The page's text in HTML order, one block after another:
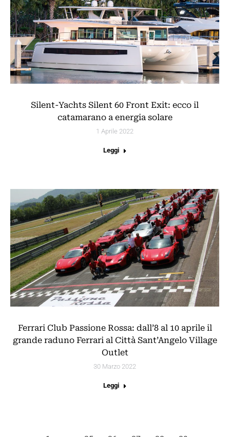
Silent-Yachts Silent 60 Front Exit: ecco il
catamarano a energia solare
1 Aprile 2022
Leggi
Ferrari Club Passione Rossa: dall’8 al 10 aprile il
grande raduno Ferrari al Città Sant’Angelo Village
Outlet
30 Marzo 2022
Leggi